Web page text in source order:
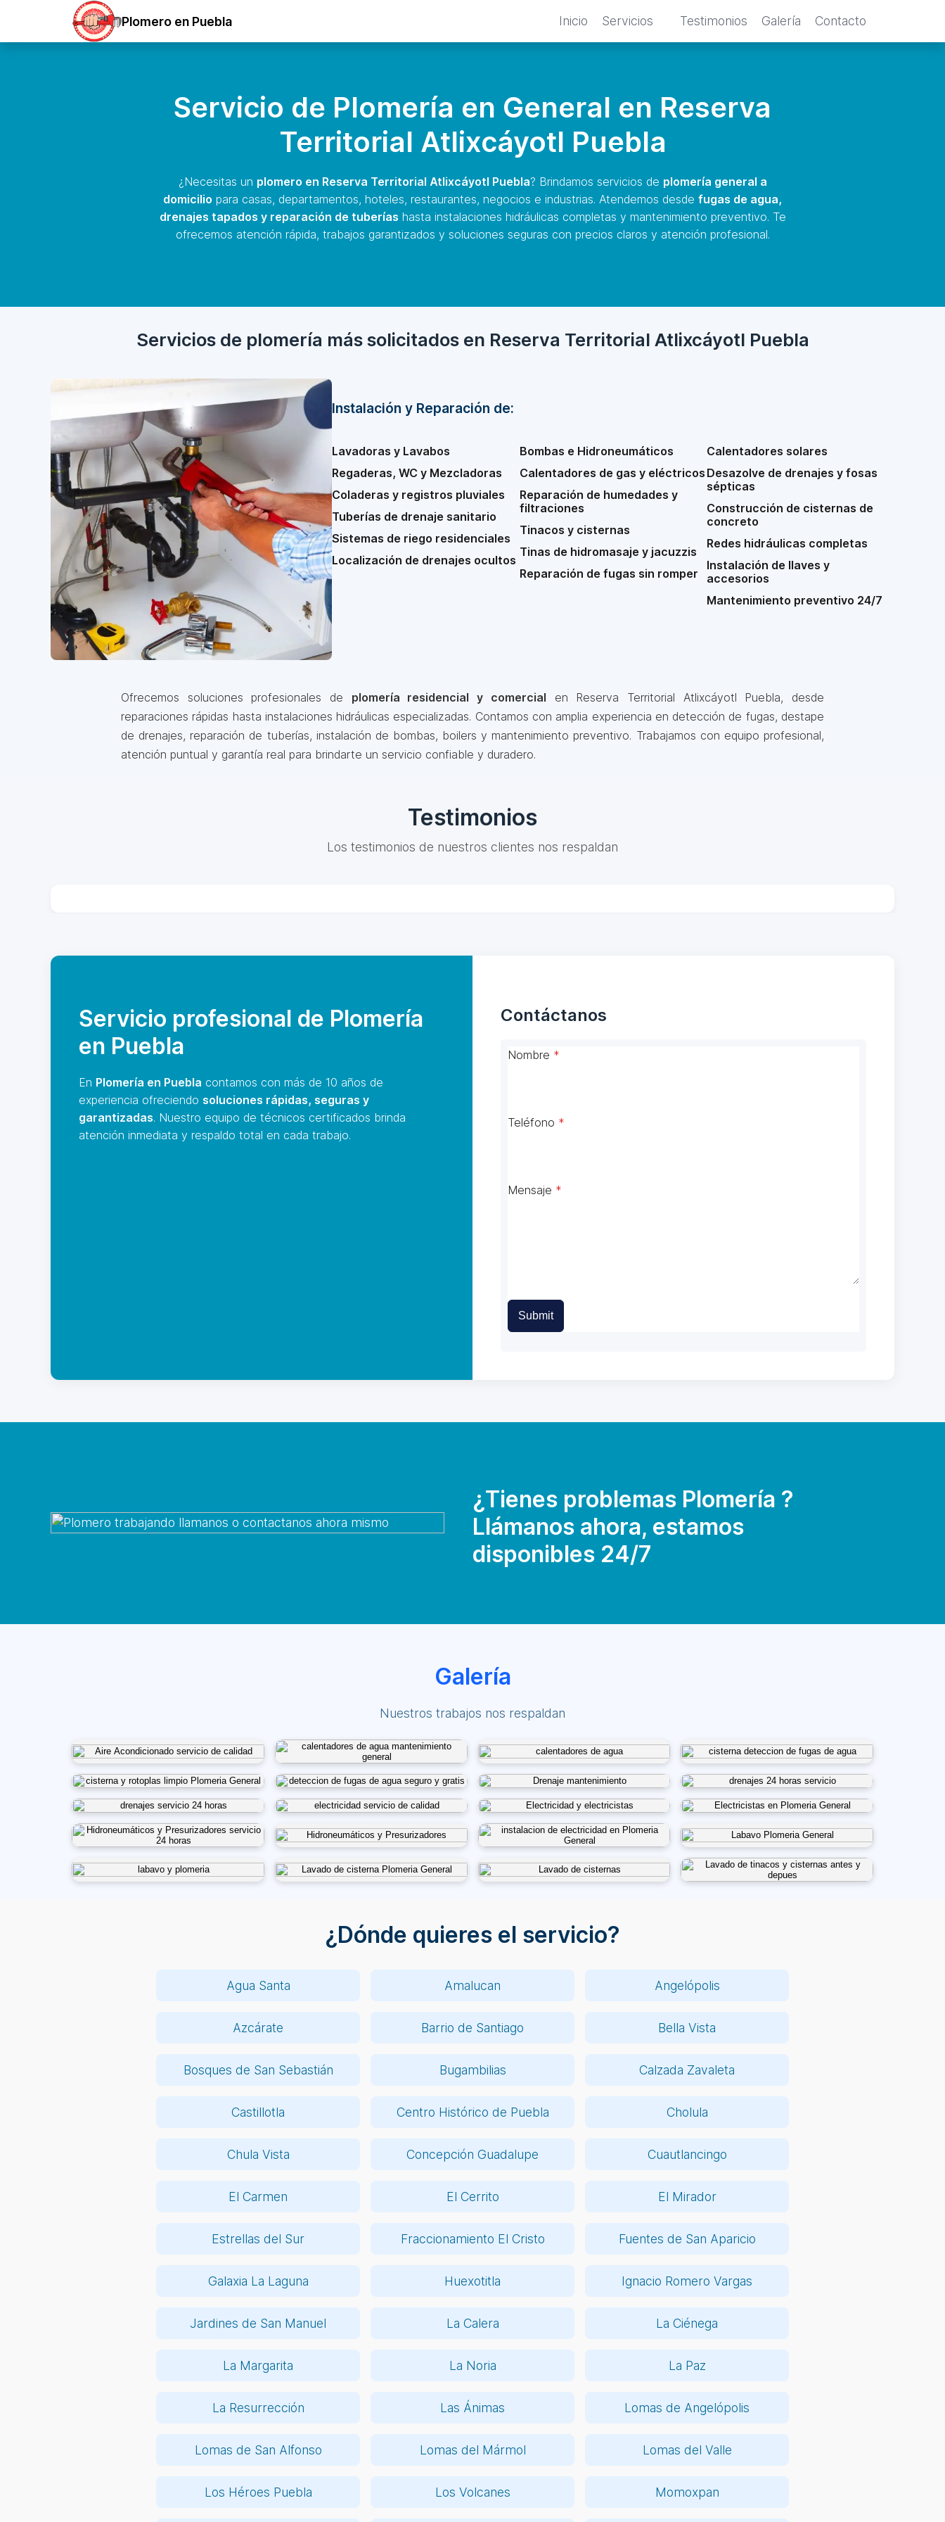
Plomero en Puebla Inicio Servicios Testimonios Galería Contacto
Servicio de Plomería en General en Reserva
Territorial Atlixcáyotl Puebla
¿Necesitas un plomero en Reserva Territorial Atlixcáyotl Puebla? Brindamos servicios de plomería general a
domicilio para casas, departamentos, hoteles, restaurantes, negocios e industrias. Atendemos desde fugas de agua,
drenajes tapados y reparación de tuberías hasta instalaciones hidráulicas completas y mantenimiento preventivo. Te
ofrecemos atención rápida, trabajos garantizados y soluciones seguras con precios claros y atención profesional.
Servicios de plomería más solicitados en Reserva Territorial Atlixcáyotl Puebla
Instalación y Reparación de:
Lavadoras y Lavabos
Regaderas, WC y Mezcladoras
Coladeras y registros pluviales
Tuberías de drenaje sanitario
Sistemas de riego residenciales
Localización de drenajes ocultos
Bombas e Hidroneumáticos
Calentadores de gas y eléctricos
Reparación de humedades y
filtraciones
Tinacos y cisternas
Tinas de hidromasaje y jacuzzis
Reparación de fugas sin romper
Calentadores solares
Desazolve de drenajes y fosas
sépticas
Construcción de cisternas de
concreto
Redes hidráulicas completas
Instalación de llaves y
accesorios
Mantenimiento preventivo 24/7
Ofrecemos soluciones profesionales de plomería residencial y comercial en Reserva Territorial Atlixcáyotl Puebla, desde
reparaciones rápidas hasta instalaciones hidráulicas especializadas. Contamos con amplia experiencia en detección de fugas, destape
de drenajes, reparación de tuberías, instalación de bombas, boilers y mantenimiento preventivo. Trabajamos con equipo profesional,
atención puntual y garantía real para brindarte un servicio confiable y duradero.
Testimonios
Los testimonios de nuestros clientes nos respaldan
Servicio profesional de Plomería
en Puebla
En Plomería en Puebla contamos con más de 10 años de
experiencia ofreciendo soluciones rápidas, seguras y
garantizadas. Nuestro equipo de técnicos certificados brinda
atención inmediata y respaldo total en cada trabajo.
Contáctanos
Nombre *
Teléfono *
Mensaje *
Submit
¿Tienes problemas Plomería ?
Llámanos ahora, estamos
disponibles 24/7
Galería
Nuestros trabajos nos respaldan
¿Dónde quieres el servicio?
Agua Santa Amalucan Angelópolis
Azcárate Barrio de Santiago Bella Vista
Bosques de San Sebastián Bugambilias Calzada Zavaleta
Castillotla Centro Histórico de Puebla Cholula
Chula Vista Concepción Guadalupe Cuautlancingo
El Carmen El Cerrito El Mirador
Estrellas del Sur Fraccionamiento El Cristo Fuentes de San Aparicio
Galaxia La Laguna Huexotitla Ignacio Romero Vargas
Jardines de San Manuel La Calera La Ciénega
La Margarita La Noria La Paz
La Resurrección Las Ánimas Lomas de Angelópolis
Lomas de San Alfonso Lomas del Mármol Lomas del Valle
Los Héroes Puebla Los Volcanes Momoxpan